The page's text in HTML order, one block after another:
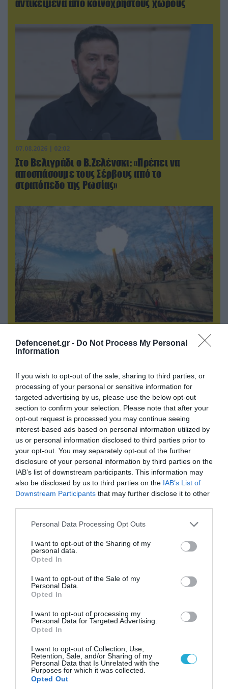
Defencenet.gr - Do Not Process My Personal
Information
If you wish to opt-out of the sale, sharing to third parties, or
processing of your personal or sensitive information for
targeted advertising by us, please use the below opt-out
section to confirm your selection. Please note that after your
opt-out request is processed you may continue seeing
interest-based ads based on personal information utilized by
us or personal information disclosed to third parties prior to
your opt-out. You may separately opt-out of the further
disclosure of your personal information by third parties on the
IAB’s list of downstream participants. This information may
also be disclosed by us to third parties on the IAB’s List of
Downstream Participants that may further disclose it to other
Please note that this website/app uses one or more Google
not limited to your visit or usage behaviour. You may click to
grant or deny consent to Google and its third-party tags to
use your data for below specified purposes in below Google
consent section.
Personal Data Processing Opt Outs
I want to opt-out of the Sharing of my
personal data.
Opted In
I want to opt-out of the Sale of my
Personal Data.
Opted In
I want to opt-out of processing my
Personal Data for Targeted Advertising.
Opted In
I want to opt-out of Collection, Use,
Retention, Sale, and/or Sharing of my
Personal Data that Is Unrelated with the
Purposes for which it was collected.
Opted Out
αντικείμενα από κοινόχρηστους χώρους
07.08.2026 | 02:02
Στο Βελιγράδι ο Β.Ζελένσκι: «Πρέπει να
αποσπάσουμε τους Σέρβους από το
στρατόπεδο της Ρωσίας»
Οι ρωσικές δυνάμεις απέχουν μόλις 5 χλμ.
από Σλαβιάνσκ και Κραματόρσκ στο Ντονέτσκ
ΠΟΛΙΤΙΚΗ
«Επιχείρηση ελεύθερα πεζοδρόμια» στην
Αθήνα: Απομακρύνθηκαν παράνομα